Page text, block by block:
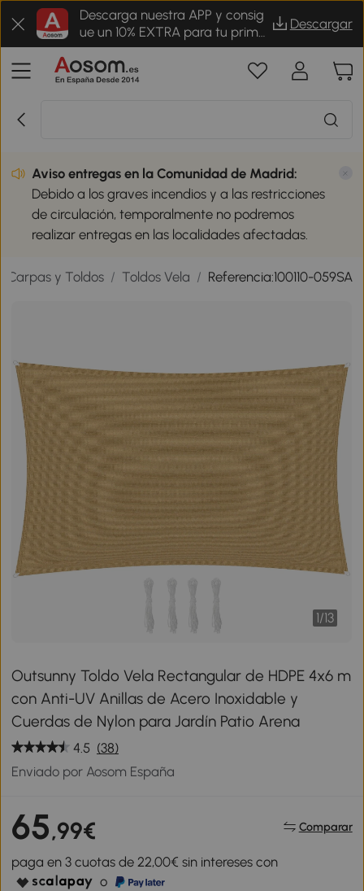
Descarga nuestra APP y consig
ue un 10% EXTRA para tu prime
r pedido
Descargar
Aviso entregas en la Comunidad de Madrid:
Debido a los graves incendios y a las restricciones
de circulación, temporalmente no podremos
realizar entregas en las localidades afectadas.
Carpas y Toldos / Toldos Vela / Referencia:100110-059SA
1/13
Outsunny Toldo Vela Rectangular de HDPE 4x6 m
con Anti-UV Anillas de Acero Inoxidable y
Cuerdas de Nylon para Jardín Patio Arena
4.5 (38)
Enviado por Aosom España
65,99€ Comparar
paga en 3 cuotas de 22,00€ sin intereses con
o